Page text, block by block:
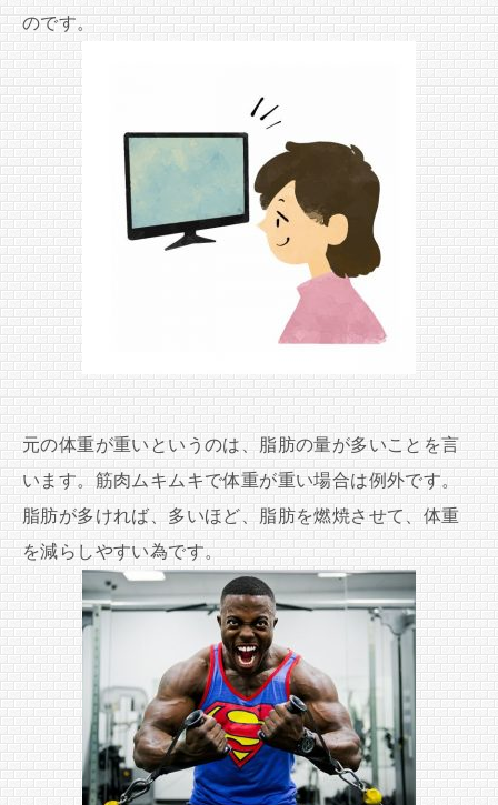
のです。
元の体重が重いというのは、脂肪の量が多いことを言
います。筋肉ムキムキで体重が重い場合は例外です。
脂肪が多ければ、多いほど、脂肪を燃焼させて、体重
を減らしやすい為です。